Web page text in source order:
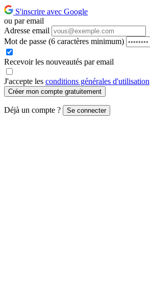
S'inscrire avec Google
ou par email
Adresse email
Mot de passe (6 caractères minimum)
Recevoir les nouveautés par email
J'accepte les conditions générales d'utilisation
Créer mon compte gratuitement
Déjà un compte ? Se connecter